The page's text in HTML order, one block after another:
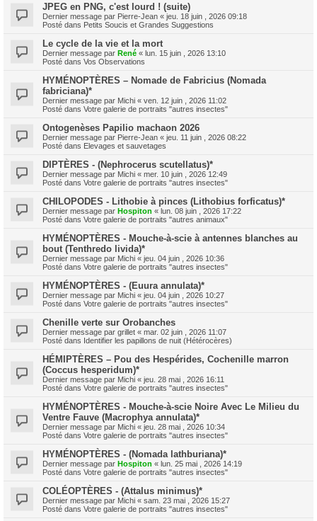
JPEG en PNG, c'est lourd ! (suite)
Dernier message par Pierre-Jean « jeu. 18 juin , 2026 09:18
Posté dans Petits Soucis et Grandes Suggestions
Le cycle de la vie et la mort
Dernier message par René « lun. 15 juin , 2026 13:10
Posté dans Vos Observations
HYMÉNOPTÈRES – Nomade de Fabricius (Nomada
fabriciana)*
Dernier message par Michi « ven. 12 juin , 2026 11:02
Posté dans Votre galerie de portraits "autres insectes"
Ontogenèses Papilio machaon 2026
Dernier message par Pierre-Jean « jeu. 11 juin , 2026 08:22
Posté dans Elevages et sauvetages
DIPTÈRES - (Nephrocerus scutellatus)*
Dernier message par Michi « mer. 10 juin , 2026 12:49
Posté dans Votre galerie de portraits "autres insectes"
CHILOPODES - Lithobie à pinces (Lithobius forficatus)*
Dernier message par Hospiton « lun. 08 juin , 2026 17:22
Posté dans Votre galerie de portraits "autres animaux"
HYMÉNOPTÈRES - Mouche-à-scie à antennes blanches au
bout (Tenthredo livida)*
Dernier message par Michi « jeu. 04 juin , 2026 10:36
Posté dans Votre galerie de portraits "autres insectes"
HYMÉNOPTÈRES - (Euura annulata)*
Dernier message par Michi « jeu. 04 juin , 2026 10:27
Posté dans Votre galerie de portraits "autres insectes"
Chenille verte sur Orobanches
Dernier message par grillet « mar. 02 juin , 2026 11:07
Posté dans Identifier les papillons de nuit (Hétérocères)
HÉMIPTÈRES – Pou des Hespérides, Cochenille marron
(Coccus hesperidum)*
Dernier message par Michi « jeu. 28 mai , 2026 16:11
Posté dans Votre galerie de portraits "autres insectes"
HYMÉNOPTÈRES - Mouche-à-scie Noire Avec Le Milieu du
Ventre Fauve (Macrophya annulata)*
Dernier message par Michi « jeu. 28 mai , 2026 10:34
Posté dans Votre galerie de portraits "autres insectes"
HYMÉNOPTÈRES - (Nomada lathburiana)*
Dernier message par Hospiton « lun. 25 mai , 2026 14:19
Posté dans Votre galerie de portraits "autres insectes"
COLÉOPTÈRES - (Attalus minimus)*
Dernier message par Michi « sam. 23 mai , 2026 15:27
Posté dans Votre galerie de portraits "autres insectes"